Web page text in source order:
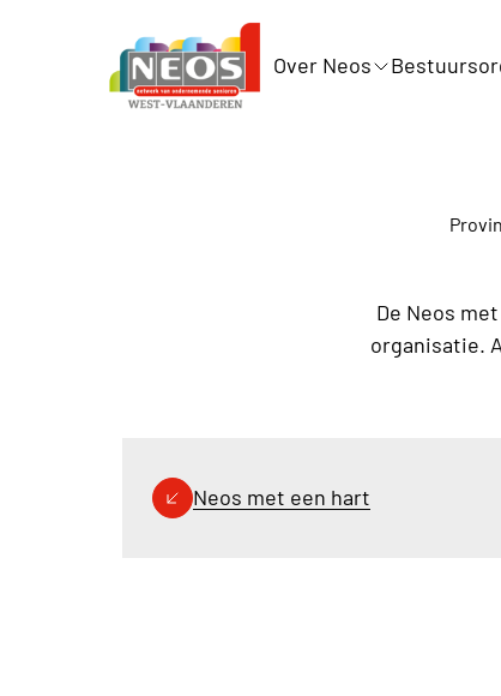
Over Neos
De Neos
organisatie.
Neos met een hart